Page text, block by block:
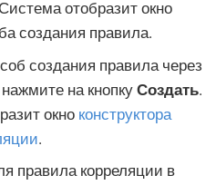
отобразит окно
создания правила.
создания правила через
нажмите на кнопку Создать.
окно конструктора
.
правила корреляции в